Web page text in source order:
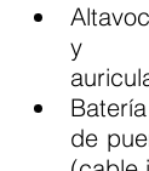
y
de